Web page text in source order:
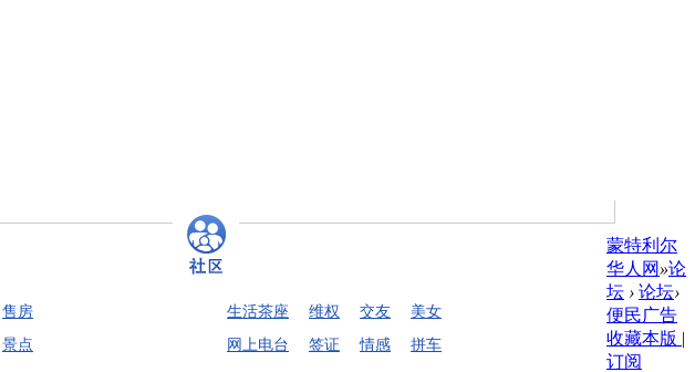
售房
景点
生活茶座 维权 交友
美女
网上电台
签证 情感 拼车
蒙特利尔
华人网 »论
坛 › 论坛›
便民广告
收藏本版 |
订阅